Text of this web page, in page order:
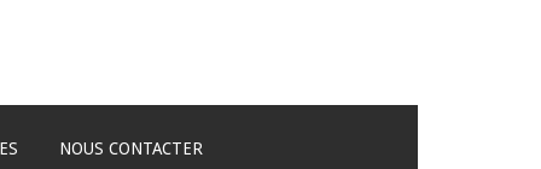
NOUS CONTACTER